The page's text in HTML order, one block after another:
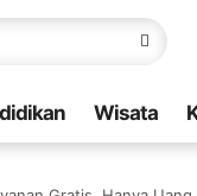
Wisata